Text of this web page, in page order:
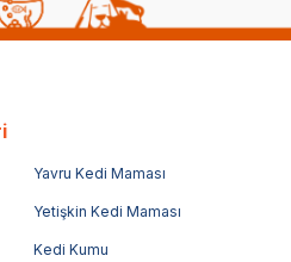
Yavru Kedi Maması
Yetişkin Kedi Maması
Kedi Kumu